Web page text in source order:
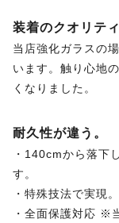
装着のクオリテ
当店強化ガラスの
います。触り心地
くなりました。
耐久性が違う。
・140cmから落下
す。
・特殊技法で実現
・全面保護対応 ※